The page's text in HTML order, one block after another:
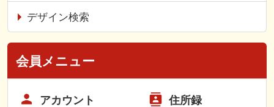
デザイン検索
会員メニュー
アカウント 住所録